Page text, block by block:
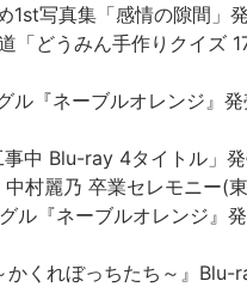
写真集「感情の隙間」
どうみん手作りクイズ
『ネーブルオレンジ』
中 Blu-ray 4タイトル」
村麗乃 卒業セレモニー(
『ネーブルオレンジ』
くれぼっちたち～』Blu-